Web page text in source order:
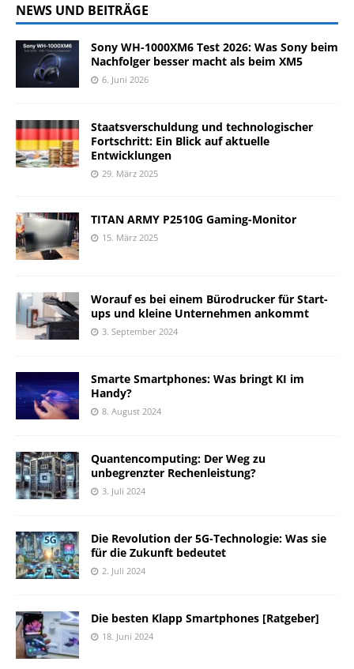
NEWS UND BEITRÄGE
Sony WH-1000XM6 Test 2026: Was Sony beim
Nachfolger besser macht als beim XM5
6. Juni 2026
Staatsverschuldung und technologischer
Fortschritt: Ein Blick auf aktuelle
Entwicklungen
29. März 2025
TITAN ARMY P2510G Gaming-Monitor
15. März 2025
Worauf es bei einem Bürodrucker für Start-
ups und kleine Unternehmen ankommt
3. September 2024
Smarte Smartphones: Was bringt KI im
Handy?
8. August 2024
Quantencomputing: Der Weg zu
unbegrenzter Rechenleistung?
3. Juli 2024
Die Revolution der 5G-Technologie: Was sie
für die Zukunft bedeutet
2. Juli 2024
Die besten Klapp Smartphones [Ratgeber]
18. Juni 2024